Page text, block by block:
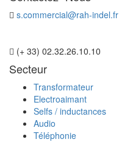
s.commercial@rah-indel.fr
(+ 33) 02.32.26.10.10
Secteur
Transformateur
Electroaimant
Selfs / inductances
Audio
Téléphonie